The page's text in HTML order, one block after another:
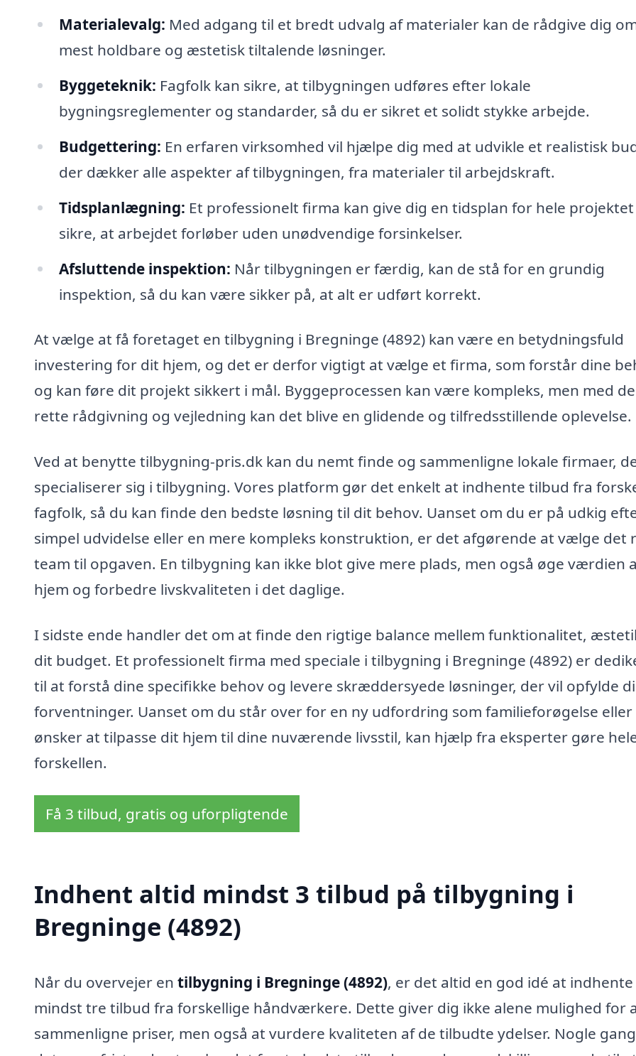
Materialevalg: Med adgang til et bredt udvalg af materialer kan de rådgive dig
mest holdbare og æstetisk tiltalende løsninger.
Byggeteknik: Fagfolk kan sikre, at tilbygningen udføres efter lokale
bygningsreglementer og standarder, så du er sikret et solidt stykke arbejde.
Budgettering: En erfaren virksomhed vil hjælpe dig med at udvikle et realistisk
der dækker alle aspekter af tilbygningen, fra materialer til arbejdskraft.
Tidsplanlægning: Et professionelt firma kan give dig en tidsplan for hele
sikre, at arbejdet forløber uden unødvendige forsinkelser.
Afsluttende inspektion: Når tilbygningen er færdig, kan de stå for en grundig
inspektion, så du kan være sikker på, at alt er udført korrekt.
At vælge at få foretaget en tilbygning i Bregninge (4892) kan være en betydningsfuld
investering for dit hjem, og det er derfor vigtigt at vælge et firma, som forstår dine
og kan føre dit projekt sikkert i mål. Byggeprocessen kan være kompleks, men med
rette rådgivning og vejledning kan det blive en glidende og tilfredsstillende oplevelse.
Ved at benytte tilbygning-pris.dk kan du nemt finde og sammenligne lokale firmaer,
specialiserer sig i tilbygning. Vores platform gør det enkelt at indhente tilbud fra
fagfolk, så du kan finde den bedste løsning til dit behov. Uanset om du er på udkig
simpel udvidelse eller en mere kompleks konstruktion, er det afgørende at vælge det
team til opgaven. En tilbygning kan ikke blot give mere plads, men også øge værdien
hjem og forbedre livskvaliteten i det daglige.
I sidste ende handler det om at finde den rigtige balance mellem funktionalitet,
dit budget. Et professionelt firma med speciale i tilbygning i Bregninge (4892) er
til at forstå dine specifikke behov og levere skræddersyede løsninger, der vil opfylde
forventninger. Uanset om du står over for en ny udfordring som familieforøgelse
ønsker at tilpasse dit hjem til dine nuværende livsstil, kan hjælp fra eksperter gøre
forskellen.
Få 3 tilbud, gratis og uforpligtende
Indhent altid mindst 3 tilbud på tilbygning i
Bregninge (4892)
Når du overvejer en tilbygning i Bregninge (4892), er det altid en god idé at indhente
mindst tre tilbud fra forskellige håndværkere. Dette giver dig ikke alene mulighed for
sammenligne priser, men også at vurdere kvaliteten af de tilbudte ydelser. Nogle